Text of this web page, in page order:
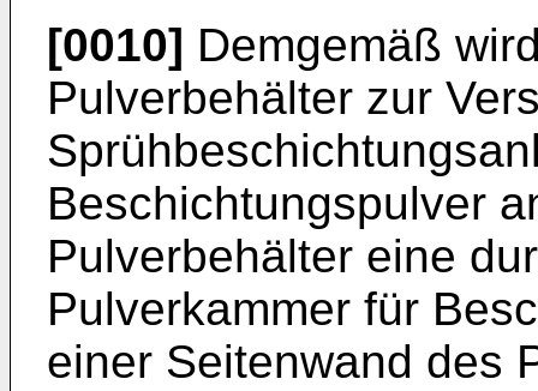
[0010] Demgemäß
Pulverbehälter zur
Beschichtungspulver
Pulverbehälter eine
Pulverkammer für
einer Seitenwand des